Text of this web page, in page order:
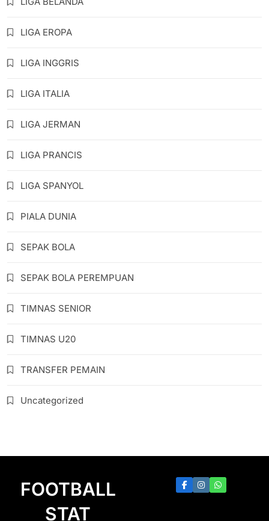
LIGA EROPA
LIGA INGGRIS
LIGA ITALIA
LIGA JERMAN
LIGA PRANCIS
LIGA SPANYOL
PIALA DUNIA
SEPAK BOLA
SEPAK BOLA PEREMPUAN
TIMNAS SENIOR
TIMNAS U20
TRANSFER PEMAIN
Uncategorized
FOOTBALL
STAT